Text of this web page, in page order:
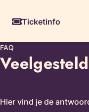
naar
inhoud
Ticketinfo
FAQ
Hier vind je de